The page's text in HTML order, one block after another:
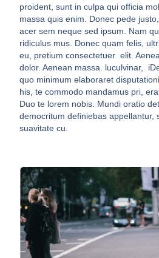
proident, sunt in culpa qui officia
massa quis enim. Donec pede
acer sem neque sed ipsum. Nam
ridiculus mus. Donec quam felis,
eu, pretium consectetuer elit.
dolor. Aenean massa. luculvinar,
quo minimum elaboraret
his, te commodo mandamus pri,
Duo te lorem nobis. Mundi oratio
democritum definiebas appellantur,
suavitate cu.